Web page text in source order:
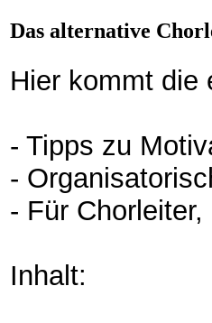
Das alternative
Hier kommt die
- Tipps zu
-
- Für
Inhalt: